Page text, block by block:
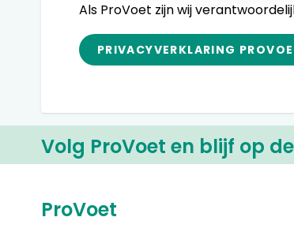
Als ProVoet zijn wij
PRIVACYVERKLARING
Volg ProVoet en blijf op
ProVoet